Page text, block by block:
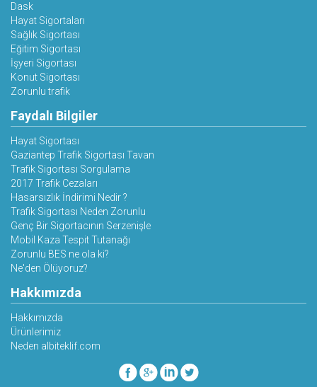
Dask
Hayat Sigortaları
Sağlık Sigortası
Eğitim Sigortası
İşyeri Sigortası
Konut Sigortası
Zorunlu trafik
Faydalı Bilgiler
Hayat Sigortası
Gaziantep Trafik Sigortası Tavan
Trafik Sigortası Sorgulama
2017 Trafik Cezaları
Hasarsızlık İndirimi Nedir ?
Trafik Sigortası Neden Zorunlu
Genç Bir Sigortacının Serzenişle
Mobil Kaza Tespit Tutanağı
Zorunlu BES ne ola ki?
Ne'den Ölüyoruz?
Hakkımızda
Hakkımızda
Ürünlerimiz
Neden albiteklif.com